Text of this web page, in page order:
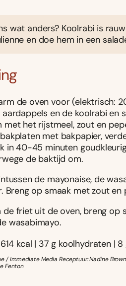
wat anders? Koolrabi is
en doe hem in een
de oven voor (elektrisch:
en de koolrabi en
met het rijstmeel, zout en
met bakpapier,
in 40-45 minuten
de baktijd om.
de mayonaise, de
Breng op smaak met zout en
de friet uit de oven, breng op
wasabimayo.
kcal | 37 g koolhydraten |
/ Immediate Media Receptuur: Nadine
Fenton